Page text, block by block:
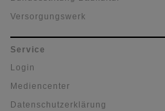
Versorgungswerk
Service
Login
Mediencenter
Datenschutzerklärung